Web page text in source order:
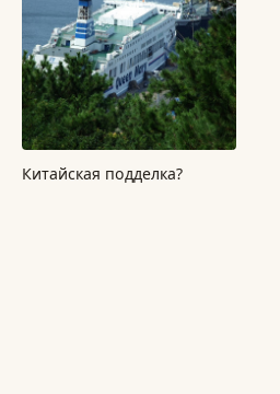
Китайская подделка?